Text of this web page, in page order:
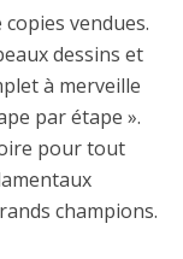
vendues.
dessins et
à merveille
par étape ».
pour tout
champions.